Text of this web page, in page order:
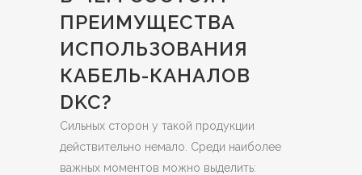
ПРЕИМУЩЕСТВА
ИСПОЛЬЗОВАНИЯ
КАБЕЛЬ-КАНАЛОВ
DKC?
Сильных сторон у такой продукции
действительно немало. Среди наиболее
важных моментов можно выделить: